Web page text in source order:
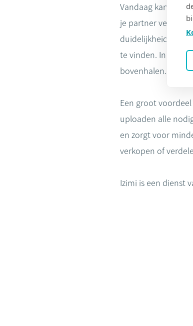
Vandaag kan je
je partner veilig
duidelijkheid niet
te vinden. In je
bovenhalen.
Een groot
uploaden alle
en zorgt voor
verkopen of
Izimi is een dienst